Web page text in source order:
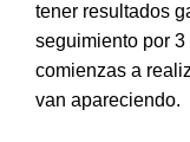
tener resultados
seguimiento por
comienzas a
van apareciendo.